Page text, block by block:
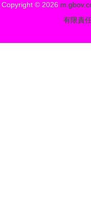
Copyright © 2026
有限責